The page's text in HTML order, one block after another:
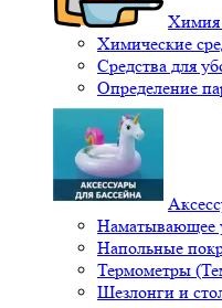
Химия
Химические
Средства для
Определение
Наматывающее
Напольные
Термометры
Шезлонги и